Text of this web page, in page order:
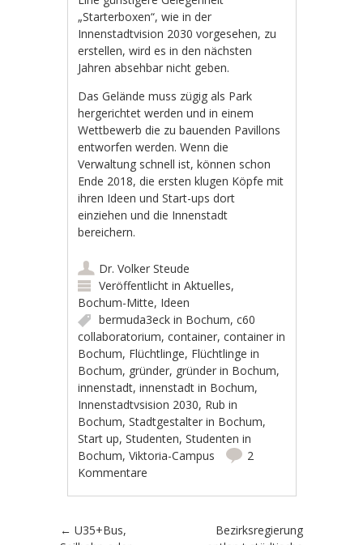
„Starterboxen“, wie in der
Innenstadtvision 2030 vorgesehen, zu
erstellen, wird es in den nächsten
Jahren absehbar nicht geben.
Das Gelände muss zügig als Park
hergerichtet werden und in einem
Wettbewerb die zu bauenden Pavillons
entworfen werden. Wenn die
Verwaltung schnell ist, können schon
Ende 2018, die ersten klugen Köpfe mit
ihren Ideen und Start-ups dort
einziehen und die Innenstadt
bereichern.
Dr. Volker Steude
Veröffentlicht inAktuelles,
Bochum-Mitte, Ideen
bermuda3eck in Bochum,c60
collaboratorium,container,container in
Bochum, Flüchtlinge, Flüchtlinge in
Bochum, gründer, gründer in Bochum,
innenstadt,innenstadt in Bochum,
Innenstadtvsision 2030, Rub in
Bochum,Stadtgestalter in Bochum,
Start up,Studenten,Studenten in
Bochum,Viktoria-Campus
2
Kommentare
Artikel-Navigation
← U35+Bus,
Bezirksregierung